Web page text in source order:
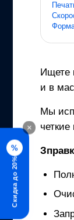
×
%
Скидка до 20%
Ищете
и в
Мы